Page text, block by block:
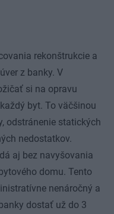
rekonštrukcie a
z banky. V
si na opravu
byt. To väčšinou
odstránenie statických
nedostatkov.
aj bez navyšovania
domu. Tento
nenáročný a
dostať už do 3